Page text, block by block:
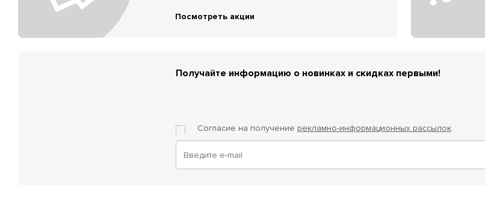
Посмотреть акции
Получайте информацию о новинках и скидках первыми!
Согласие на получение рекламно-информационных рассылок